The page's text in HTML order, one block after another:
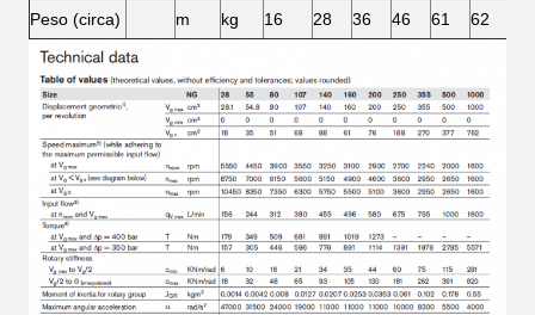
Peso (circa) m kg 16 28 36 46 61 62